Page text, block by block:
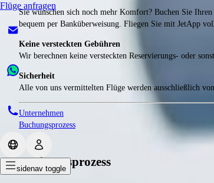
Flüge anfragen
sidenav toggle
Sie wünschen sich noch mehr Komfort? Buchen Sie
bequem per Banküberweisung. Fliegen Sie mit JetApp
Keine versteckten Gebühren
Wir berechnen keine versteckten Reservierungs- oder
Sicherheit
Alle von uns vermittelten Flüge werden ausschließlich
Unternehmen
Buchungsprozess
Buchungsprozess